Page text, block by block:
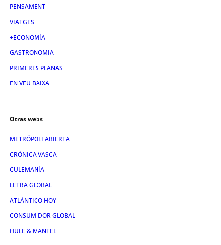
PENSAMENT
VIATGES
+ECONOMÍA
GASTRONOMIA
PRIMERES PLANAS
EN VEU BAIXA
Otras webs
METRÓPOLI ABIERTA
CRÓNICA VASCA
CULEMANÍA
LETRA GLOBAL
ATLÁNTICO HOY
CONSUMIDOR GLOBAL
HULE & MANTEL